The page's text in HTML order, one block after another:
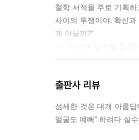
감정은 움직이는 거야
제주도가 알려준 것들
여행의 목적
선을 긋는 일
여러 유형의 기억들
나이를 결정하는 요소
여행을 이끄는 사람
철학 서적을 주로 기획하
사이의 투쟁이야. 확신
게 아닐까?”
는다. 때론 단출한 문장
이누이트(에스키모)들
출판사 리뷰
섬세한 것은 대개 아름
얼굴도 예뻐” 하려다 실